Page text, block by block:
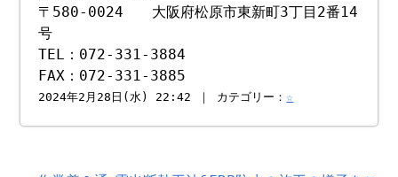
〒580-0024 大阪府松原市東新町3丁目2番14
号
TEL：072-331-3884
FAX：072-331-3885
2024年2月28日(水) 22:42 ｜ カテゴリー：☆